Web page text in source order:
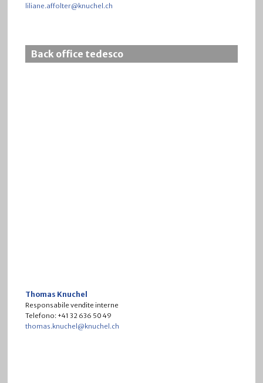
liliane.affolter@knuchel.ch
Back office tedesco
Thomas Knuchel
Responsabile vendite interne
Telefono: +41 32 636 50 49
thomas.knuchel@knuchel.ch